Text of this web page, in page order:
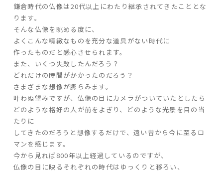
性能
- 高断熱性能
- 高耐震性能
- 高耐久性能
- 保証
家づくりの流れ
よくあるご質問
企業情報
採用情報
暮らしの器
鎌倉時代の仏像は20代以上にわたり継承されてきたこととな
ります。
そんな仏像を眺める度に、
よくこんな精緻なものを充分な道具がない時代に
作ったものだと感心させられます。
また、いくつ失敗したんだろう？
どれだけの時間がかかったのだろう？
さまざまな想像が膨らみます。
叶わぬ望みですが、仏像の目にカメラがついていたとしたら
どのような格好の人が前をよぎり、どのような光景を目の当
たりに
してきたのだろうと想像するだけで、遠い昔から今に至るロ
マンを感じます。
今から見れば800年以上経過しているのですが、
仏像の目に映るそれぞれの時代はゆっくりと移ろい、